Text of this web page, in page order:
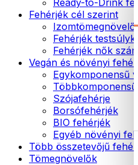
Fehérjék cél szerint
Fehérjék
Fehérjék nők
Vegán és növényi
Egykomponensű
Szójafehérje
Borsófehérjék
BIO fehérjék
Egyéb növényi
Több összetevőjű fehérje
Tömegnövelők